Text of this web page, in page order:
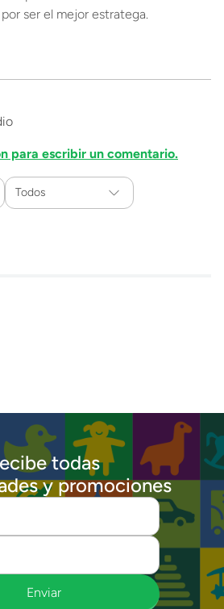
ser el mejor estratega.
para escribir un comentario.
Todos
todas
y promociones
Enviar